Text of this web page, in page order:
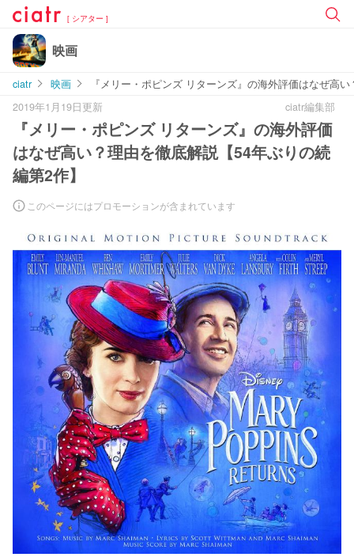
[ シアター ]
映画
ciatr 映画
『メリー・ポピンズ リターンズ』の海外評価はなぜ高
2019年1月19日更新
ciatr編集部
『メリー・ポピンズ リターンズ』の海外評価
はなぜ高い？理由を徹底解説【54年ぶりの続
編第2作】
このページにはプロモーションが含まれています